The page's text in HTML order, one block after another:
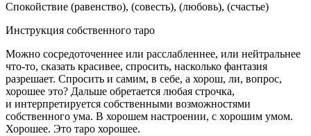
Спокойствие (равенство), (совесть), (любовь), (счастье)
Инструкция собственного таро
Можно сосредоточеннее или расслабленнее, или нейтральнее
что-то, сказать красивее, спросить, насколько фантазия
разрешает. Спросить и самим, в себе, а хорош, ли, вопрос,
хорошее это? Дальше обретается любая строчка,
и интерпретируется собственными возможностями
собственного ума. В хорошем настроении, с хорошим умом.
Хорошее. Это таро хорошее.